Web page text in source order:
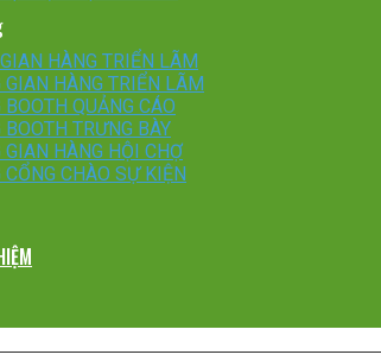
HÀNG TRIỂN LÃM
GIAN HÀNG TRIỂN LÃM
QUẢNG CÁO
TRƯNG BÀY
GIAN HÀNG HỘI CHỢ
CỔNG CHÀO SỰ KIỆN